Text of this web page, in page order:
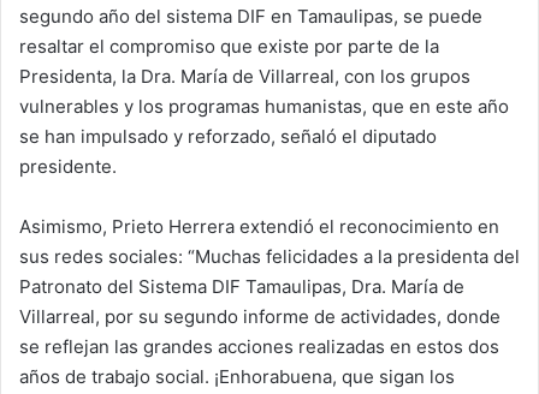
segundo año del sistema DIF en Tamaulipas, se puede
resaltar el compromiso que existe por parte de la
Presidenta, la Dra. María de Villarreal, con los grupos
vulnerables y los programas humanistas, que en este año
se han impulsado y reforzado, señaló el diputado
presidente.
Asimismo, Prieto Herrera extendió el reconocimiento en
sus redes sociales: “Muchas felicidades a la presidenta del
Patronato del Sistema DIF Tamaulipas, Dra. María de
Villarreal, por su segundo informe de actividades, donde
se reflejan las grandes acciones realizadas en estos dos
años de trabajo social. ¡Enhorabuena, que sigan los